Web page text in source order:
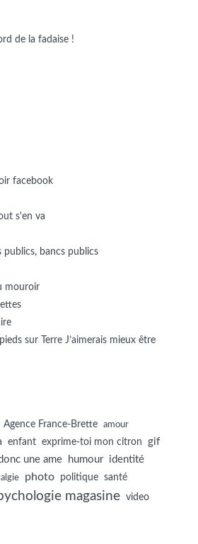
de la fadaise !
facebook
s'en va
publics, bancs publics
mouroir
sur Terre J’aimerais mieux être
Agence France-Brette amour
enfant exprime-toi mon citron
gif
une ame
humour identité
photo politique
santé
magasine video